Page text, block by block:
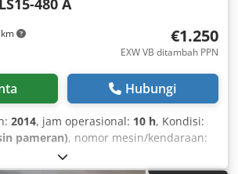
480 A
€1.250
EXW VB ditambah PPN
Hubungi
2014, jam operasional: 10 h, Kondisi:
pameran), nomor mesin/kendaraan:
cordless angle shut-off screwdriver
tool with charger 230 V + 2